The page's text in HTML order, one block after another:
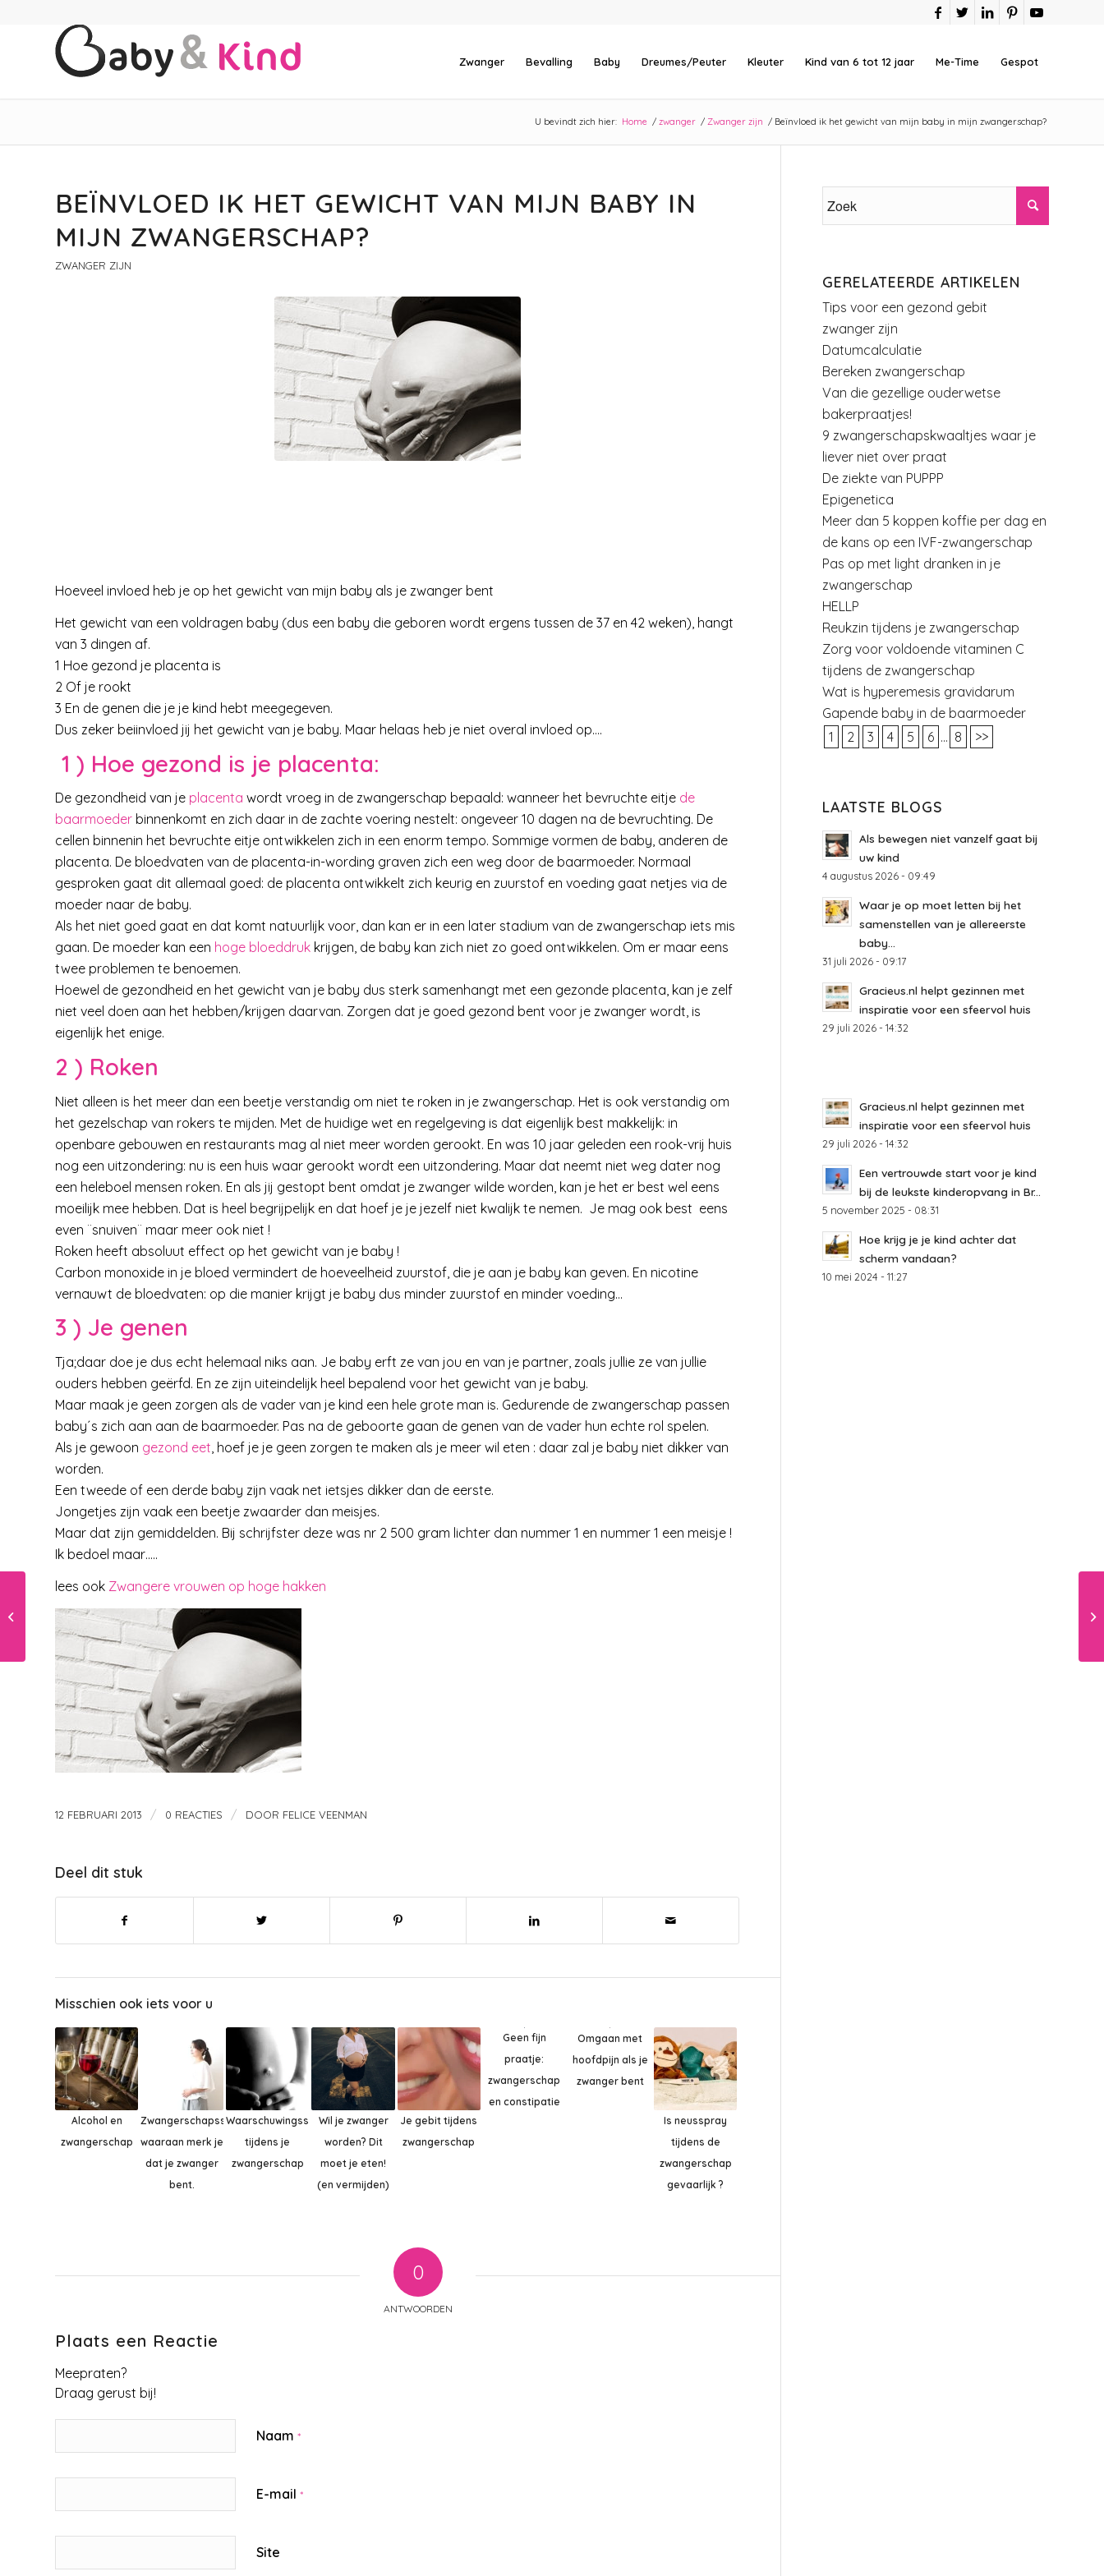
Zwanger Bevalling Baby Dreumes/Peuter Kleuter Kind van 6 tot 12 jaar Me-Time Gespot
U bevindt zich hier: Home / zwanger / Zwanger zijn / Beïnvloed ik het gewicht van mijn baby in mijn zwangerschap?
BEÏNVLOED IK HET GEWICHT VAN MIJN BABY IN
MIJN ZWANGERSCHAP?
ZWANGER ZIJN
Hoeveel invloed heb je op het gewicht van mijn baby als je zwanger bent
Het gewicht van een voldragen baby (dus een baby die geboren wordt ergens tussen de 37 en 42 weken), hangt
van 3 dingen af.
1 Hoe gezond je placenta is
2 Of je rookt
3 En de genen die je je kind hebt meegegeven.
Dus zeker beiinvloed jij het gewicht van je baby. Maar helaas heb je niet overal invloed op….
1 ) Hoe gezond is je placenta:
De gezondheid van je placenta wordt vroeg in de zwangerschap bepaald: wanneer het bevruchte eitje de
baarmoeder binnenkomt en zich daar in de zachte voering nestelt: ongeveer 10 dagen na de bevruchting. De
cellen binnenin het bevruchte eitje ontwikkelen zich in een enorm tempo. Sommige vormen de baby, anderen de
placenta. De bloedvaten van de placenta-in-wording graven zich een weg door de baarmoeder. Normaal
gesproken gaat dit allemaal goed: de placenta ontwikkelt zich keurig en zuurstof en voeding gaat netjes via de
moeder naar de baby.
Als het niet goed gaat en dat komt natuurlijk voor, dan kan er in een later stadium van de zwangerschap iets mis
gaan. De moeder kan een hoge bloeddruk krijgen, de baby kan zich niet zo goed ontwikkelen. Om er maar eens
twee problemen te benoemen.
Hoewel de gezondheid en het gewicht van je baby dus sterk samenhangt met een gezonde placenta, kan je zelf
niet veel doen aan het hebben/krijgen daarvan. Zorgen dat je goed gezond bent voor je zwanger wordt, is
eigenlijk het enige.
2 ) Roken
Niet alleen is het meer dan een beetje verstandig om niet te roken in je zwangerschap. Het is ook verstandig om
het gezelschap van rokers te mijden. Met de huidige wet en regelgeving is dat eigenlijk best makkelijk: in
openbare gebouwen en restaurants mag al niet meer worden gerookt. En was 10 jaar geleden een rook-vrij huis
nog een uitzondering: nu is een huis waar gerookt wordt een uitzondering. Maar dat neemt niet weg dater nog
een heleboel mensen roken. En als jij gestopt bent omdat je zwanger wilde worden, kan je het er best wel eens
moeilijk mee hebben. Dat is heel begrijpelijk en dat hoef je je jezelf niet kwalijk te nemen. Je mag ook best eens
even ¨snuiven¨ maar meer ook niet !
Roken heeft absoluut effect op het gewicht van je baby !
Carbon monoxide in je bloed vermindert de hoeveelheid zuurstof, die je aan je baby kan geven. En nicotine
vernauwt de bloedvaten: op die manier krijgt je baby dus minder zuurstof en minder voeding…
3 ) Je genen
Tja;daar doe je dus echt helemaal niks aan. Je baby erft ze van jou en van je partner, zoals jullie ze van jullie
ouders hebben geërfd. En ze zijn uiteindelijk heel bepalend voor het gewicht van je baby.
Maar maak je geen zorgen als de vader van je kind een hele grote man is. Gedurende de zwangerschap passen
baby´s zich aan aan de baarmoeder. Pas na de geboorte gaan de genen van de vader hun echte rol spelen.
Als je gewoon gezond eet , hoef je je geen zorgen te maken als je meer wil eten : daar zal je baby niet dikker van
worden.
Een tweede of een derde baby zijn vaak net ietsjes dikker dan de eerste.
Jongetjes zijn vaak een beetje zwaarder dan meisjes.
Maar dat zijn gemiddelden. Bij schrijfster deze was nr 2 500 gram lichter dan nummer 1 en nummer 1 een meisje !
Ik bedoel maar…..
lees ook Zwangere vrouwen op hoge hakken
12 FEBRUARI 2013 / 0 REACTIES / DOOR FELICE VEENMAN
Deel dit stuk
Misschien ook iets voor u
Alcohol en
zwangerschap
Zwangerschapssymptomen,
waaraan merk je
dat je zwanger
bent.
Waarschuwingssignalen
tijdens je
zwangerschap
Wil je zwanger
worden? Dit
moet je eten!
(en vermijden)
Je gebit tijdens
zwangerschap
Geen fijn
praatje:
zwangerschap
en constipatie
Omgaan met
hoofdpijn als je
zwanger bent
Is neusspray
tijdens de
zwangerschap
gevaarlijk ?
0
ANTWOORDEN
Plaats een Reactie
Meepraten?
Draag gerust bij!
Naam *
E-mail *
Site
GERELATEERDE ARTIKELEN
Tips voor een gezond gebit
zwanger zijn
Datumcalculatie
Bereken zwangerschap
Van die gezellige ouderwetse
bakerpraatjes!
9 zwangerschapskwaaltjes waar je
liever niet over praat
De ziekte van PUPPP
Epigenetica
Meer dan 5 koppen koffie per dag en
de kans op een IVF-zwangerschap
Pas op met light dranken in je
zwangerschap
HELLP
Reukzin tijdens je zwangerschap
Zorg voor voldoende vitaminen C
tijdens de zwangerschap
Wat is hyperemesis gravidarum
Gapende baby in de baarmoeder
1
2 3 4 5 6 ... 8 >>
LAATSTE BLOGS
Als bewegen niet vanzelf gaat bij
uw kind
4 augustus 2026 - 09:49
Waar je op moet letten bij het
samenstellen van je allereerste
baby...
31 juli 2026 - 09:17
Gracieus.nl helpt gezinnen met
inspiratie voor een sfeervol huis
29 juli 2026 - 14:32
Gracieus.nl helpt gezinnen met
inspiratie voor een sfeervol huis
29 juli 2026 - 14:32
Een vertrouwde start voor je kind
bij de leukste kinderopvang in Br...
5 november 2025 - 08:31
Hoe krijg je je kind achter dat
scherm vandaan?
10 mei 2024 - 11:27
Je kleuter 4 jaar en 9